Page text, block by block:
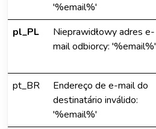
'%email%'
pl_PL
Nieprawidłowy adres e-
mail odbiorcy: '%email%'
pt_BR
Endereço de e-mail do
destinatário inválido:
'%email%'